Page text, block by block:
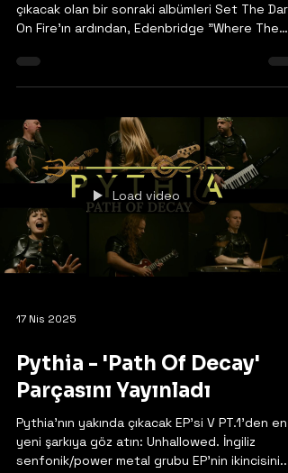
çıkacak olan bir sonraki albümleri Set The Dark
On Fire'ın ardından, Edenbridge "Where The
yayınladı.
https://www.facebook.com/
Load video
17 Nis 2025
Pythia - 'Path Of Decay'
Parçasını Yayınladı
Pythia'nın yakında çıkacak EP'si V PT.1'den en
yeni şarkıya göz atın: Unhallowed. İngiliz
senfonik/power metal grubu EP'nin ikincisini...